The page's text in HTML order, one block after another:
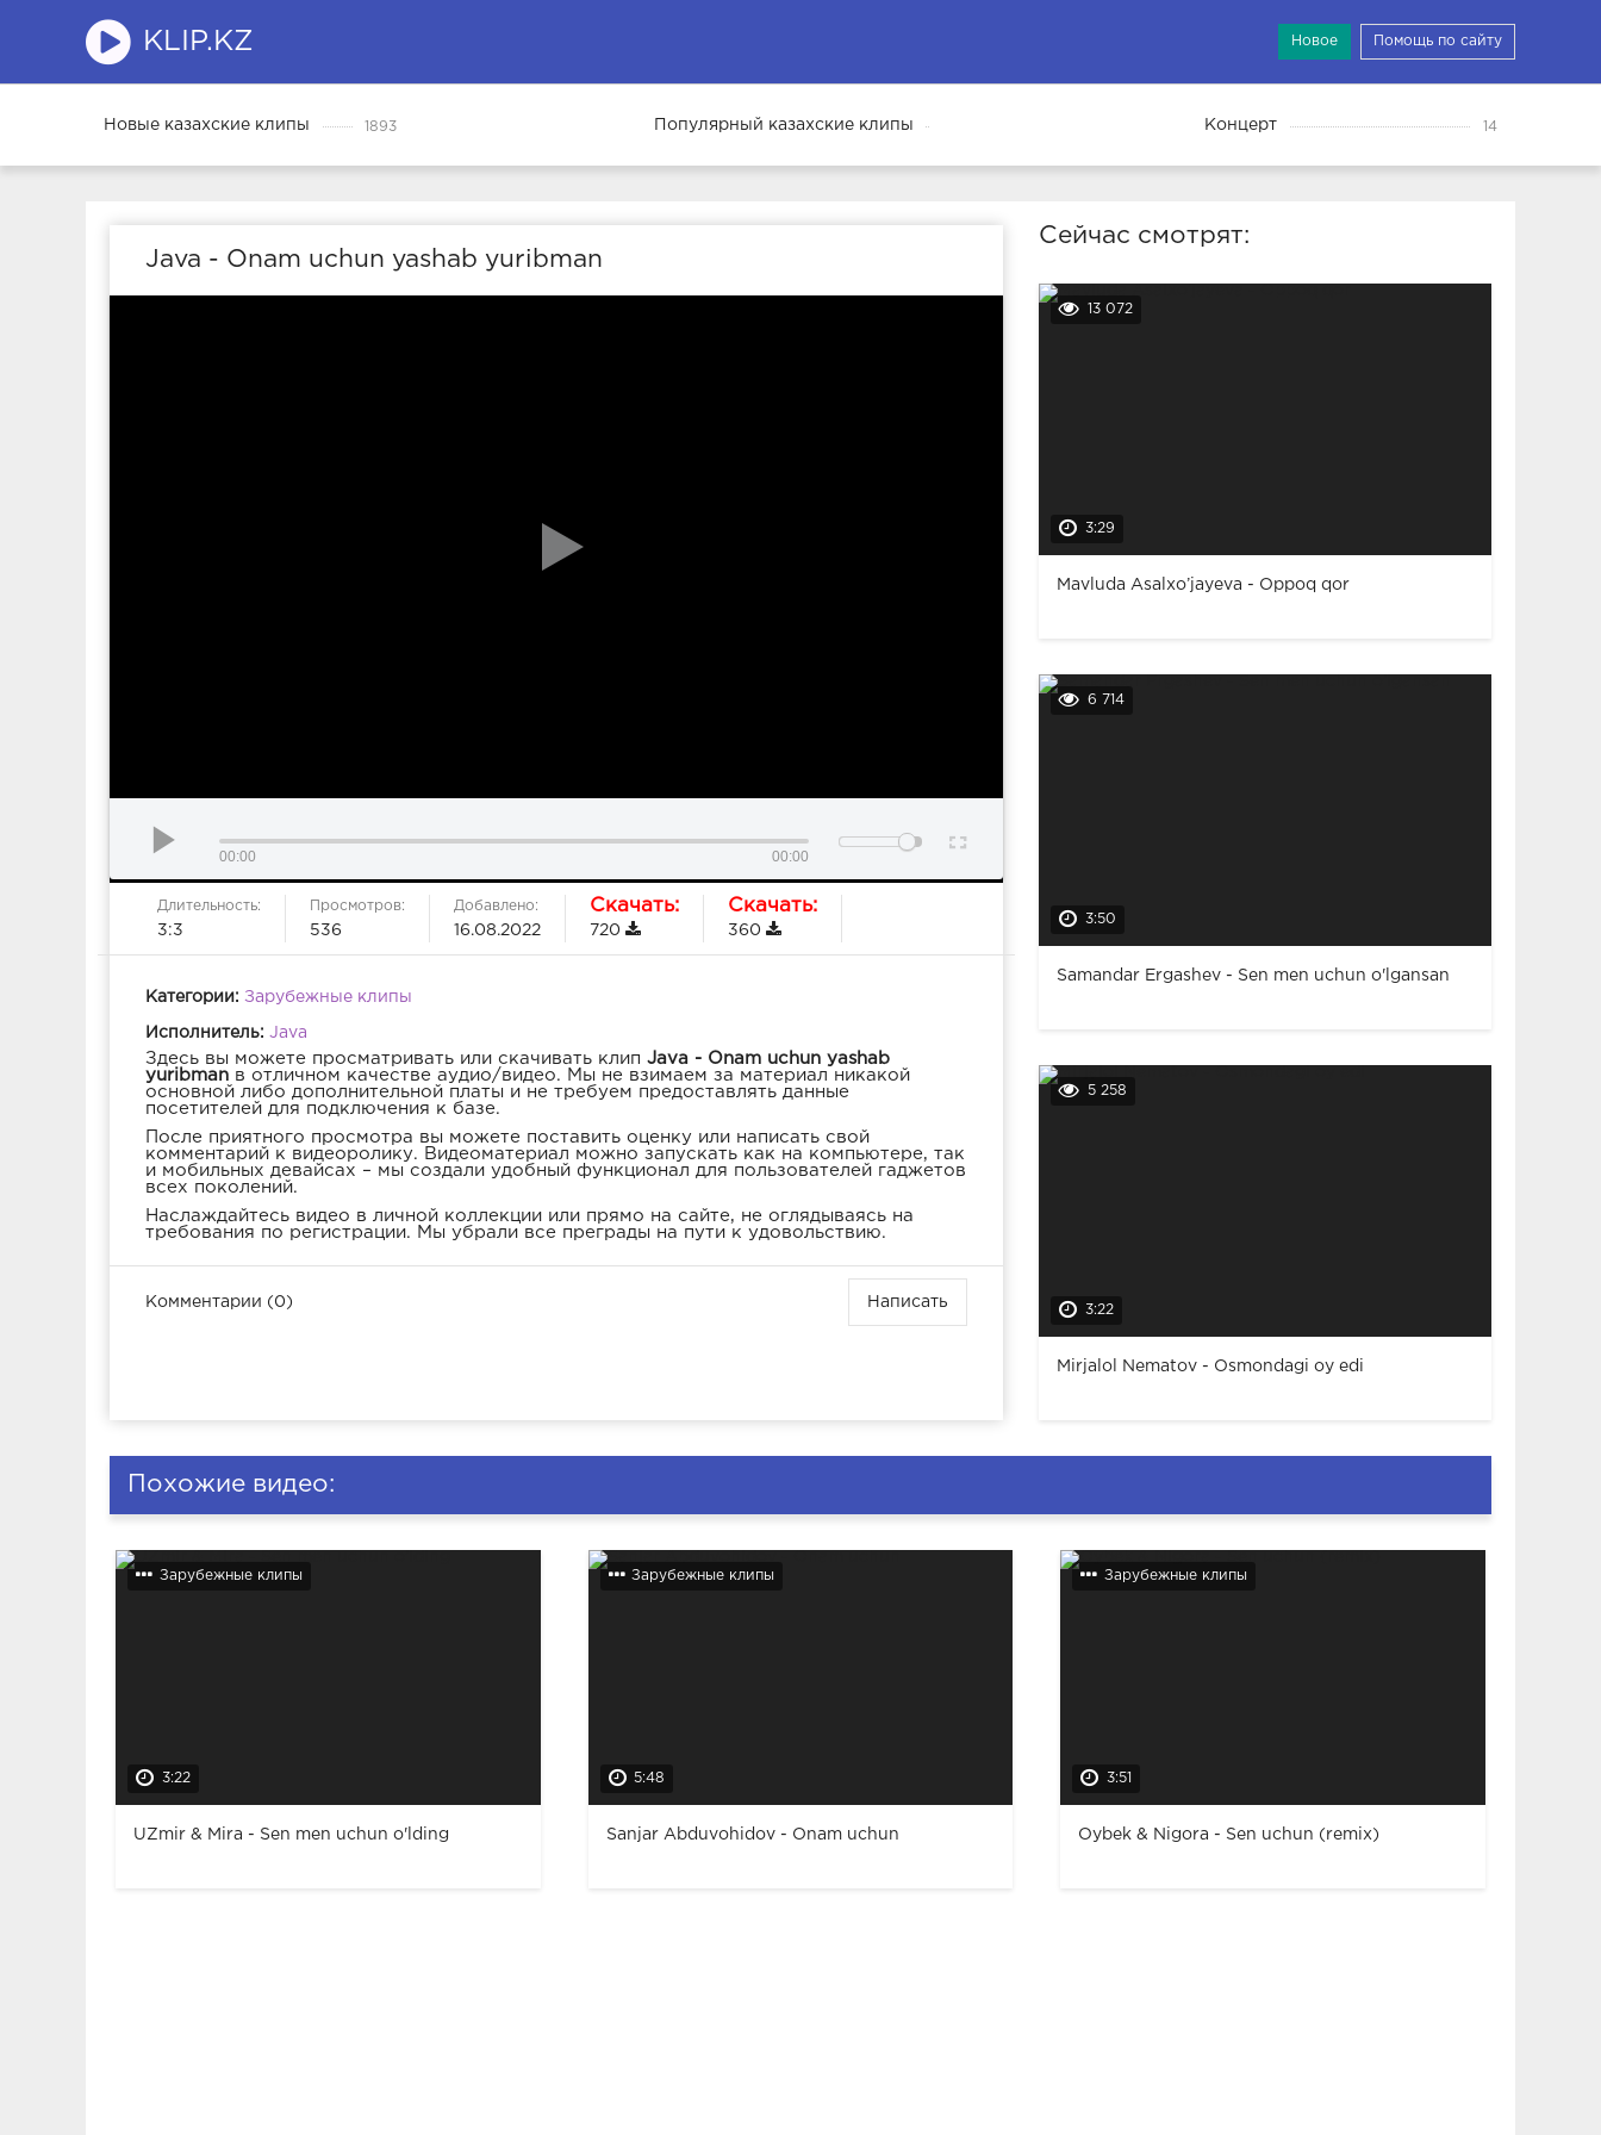
KLIP.KZ Новое Помощь по сайту
Новые казахские клипы 1893 Популярный казахские клипы Концерт 14
Java - Onam uchun yashab yuribman
00:00 00:00
Длительность:
3:3
Просмотров:
536
Добавлено:
16.08.2022
Скачать:
720
Скачать:
360
Категории: Зарубежные клипы
Исполнитель: Java
Здесь вы можете просматривать или скачивать клип Java - Onam uchun yashab
yuribman в отличном качестве аудио/видео. Мы не взимаем за материал никакой
основной либо дополнительной платы и не требуем предоставлять данные
посетителей для подключения к базе.
После приятного просмотра вы можете поставить оценку или написать свой
комментарий к видеоролику. Видеоматериал можно запускать как на компьютере, так
и мобильных девайсах – мы создали удобный функционал для пользователей гаджетов
всех поколений.
Наслаждайтесь видео в личной коллекции или прямо на сайте, не оглядываясь на
требования по регистрации. Мы убрали все преграды на пути к удовольствию.
Комментарии (0) Написать
Сейчас смотрят:
13 072
3:29
Mavluda Asalxo’jayeva - Oppoq qor
6 714
3:50
Samandar Ergashev - Sen men uchun o'lgansan
5 258
3:22
Mirjalol Nematov - Osmondagi oy edi
Похожие видео:
Зарубежные клипы
3:22
UZmir & Mira - Sen men uchun o'lding
Зарубежные клипы
5:48
Sanjar Abduvohidov - Onam uchun
Зарубежные клипы
3:51
Oybek & Nigora - Sen uchun (remix)